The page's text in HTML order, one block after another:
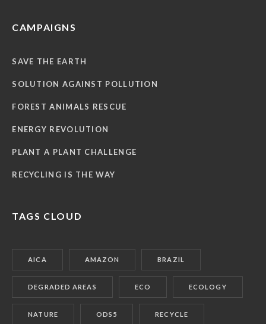
CAMPAIGNS
SAVE THE EARTH
SOLUTION AGAINST POLLUTION
FOREST ANIMALS RESCUE
ENERGY REVOLUTION
PLANT A PLANT CHALLENGE
RECYCLING IS THE WAY
TAGS CLOUD
AICA AMAZON BRAZIL
DEGRADED AREAS ECO ECOLOGY
NATURE ODS5 RECYCLE